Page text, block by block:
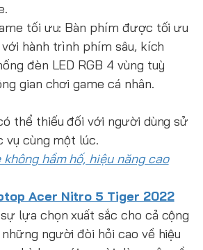
tối ưu: Bàn phím được tối ưu
hành trình phím sâu, kích
đèn LED RGB 4 vùng tuỳ
gian chơi game cá nhân.
thể thiếu đối với người dùng sử
vụ cùng một lúc.
hầm hố, hiệu năng cao
Acer Nitro 5 Tiger 2022
lựa chọn xuất sắc cho cả cộng
người đòi hỏi cao về hiệu